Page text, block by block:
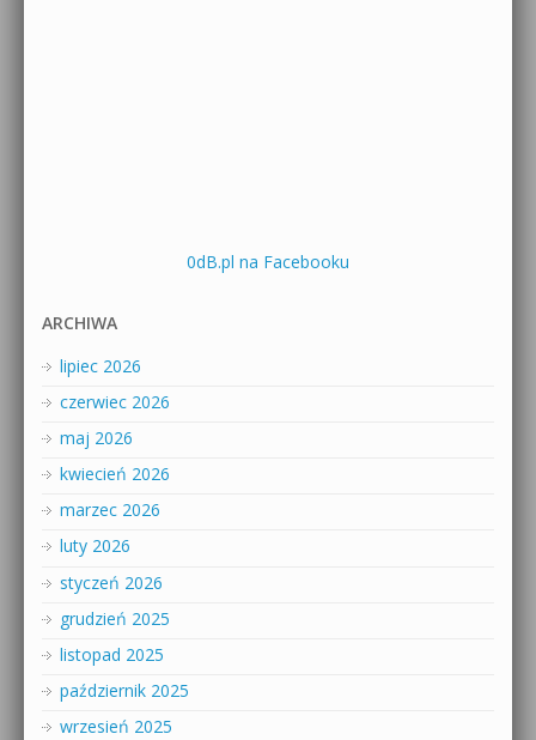
0dB.pl na Facebooku
ARCHIWA
lipiec 2026
czerwiec 2026
maj 2026
kwiecień 2026
marzec 2026
luty 2026
styczeń 2026
grudzień 2025
listopad 2025
październik 2025
wrzesień 2025